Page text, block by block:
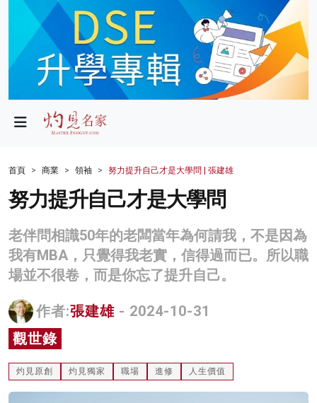
政局
財經
生活
商業
科技
影片
名家榜
灼見活動
關於我們
首頁 商業 領袖 努力提升自己才是大學問 | 張建雄
努力提升自己才是大學問
老伴問相識50年的老闆當年為何請我，不是因為
我有MBA，只覺得我老實，信得過而已。所以職
場並不很卷，而是你忘了提升自己。
作者:張建雄 - 2024-10-31
觀世錄
灼見原創 灼見獨家 職場 進修 人生價值